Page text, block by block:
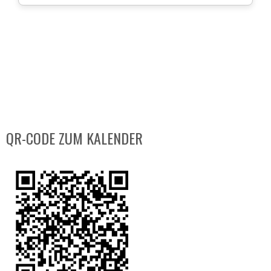
QR-CODE ZUM KALENDER